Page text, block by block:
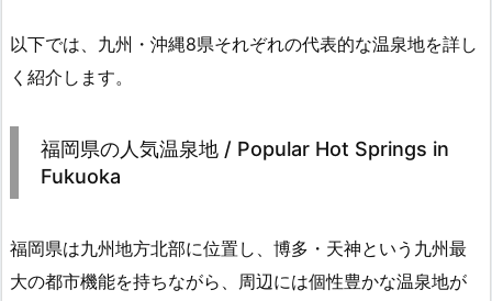
以下では、九州・沖縄8県それぞれの代表的な温泉地を詳し
く紹介します。
福岡県の人気温泉地 / Popular Hot Springs in
Fukuoka
福岡県は九州地方北部に位置し、博多・天神という九州最
大の都市機能を持ちながら、周辺には個性豊かな温泉地が